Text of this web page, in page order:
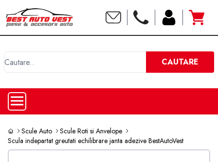
CAUTARE
Scule Auto
Scule Roti si Anvelope
Scula indepartat greutati echilibrare janta adezive BestAutoVest